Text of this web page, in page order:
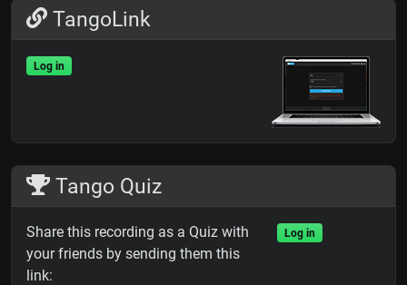
TangoLink
Log in
Tango Quiz
Share this recording as a Quiz with
your friends by sending them this
link:
Log in